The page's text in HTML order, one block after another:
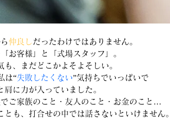
仲良し だったわけではありません。
お客様」と「式場スタッフ」。
も、まだどこかよそよそしい。
は“失敗したくない”気持ちでいっぱいで
肩に力が入っていました。
ご家族のこと・友人のこと・お金のこと…
も、打合せの中では話さないといけません。